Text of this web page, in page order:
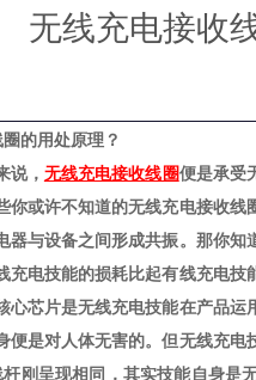
无线充电接收
的用处原理？
说， 无线充电接收线圈便是承受
或许不知道的无线充电接收
器与设备之间形成共振。那你知
充电技能的损耗比起有线充电
心芯片是无线充电技能在产品
便是对人体无害的。但无线充
刚呈现相同，其实技能自身是